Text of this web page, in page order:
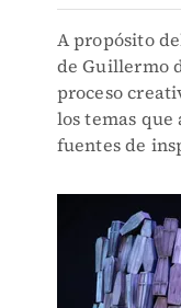
A propósito
de Guillermo
proceso
los temas que
fuentes de